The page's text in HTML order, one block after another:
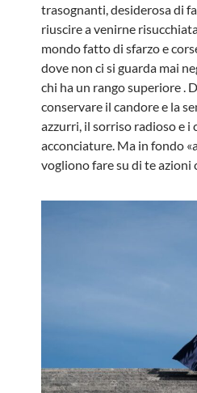
trasognanti, desiderosa di
riuscire a venirne
mondo fatto di sfarzo e
dove non ci si guarda mai
chi ha un rango superiore .
conservare il candore e la
azzurri, il sorriso radioso e
acconciature. Ma in fondo
vogliono fare su di te azioni